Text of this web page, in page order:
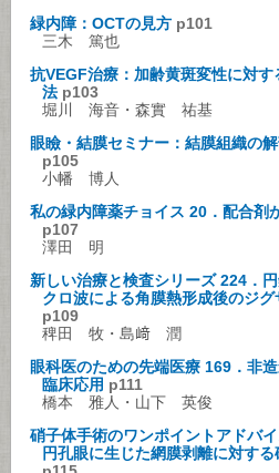
緑内障：OCTの見方 p101
三木 篤也
抗VEGF治療：加齢黄斑変性に対
法 p103
堀川 海音・森實 祐基
眼瞼・結膜セミナー：結膜組織の
p105
小幡 博人
私の緑内障薬チョイス 20．配合
p107
澤田 明
新しい治療と検査シリーズ 224．
クロ波による角膜熱形成後のジ
p109
稗田 牧・島﨑 潤
眼科医のための先端医療 169．非
臨床応用 p111
橋本 雅人・山下 英俊
硝子体手術のワンポイントアドバ
円孔眼に生じた網膜剥離に対する